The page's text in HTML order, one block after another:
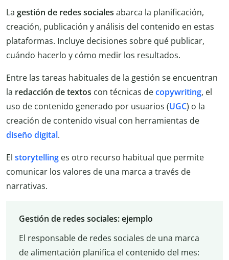
La gestión de redes sociales abarca la planificación,
creación, publicación y análisis del contenido en estas
plataformas. Incluye decisiones sobre qué publicar,
cuándo hacerlo y cómo medir los resultados.
Entre las tareas habituales de la gestión se encuentran
la redacción de textos con técnicas decopywriting, el
uso de contenido generado por usuarios (UGC) o la
creación de contenido visual con herramientas de
diseño digital.
El storytelling es otro recurso habitual que permite
comunicar los valores de una marca a través de
narrativas.
Gestión de redes sociales: ejemplo
El responsable de redes sociales de una marca
de alimentación planifica el contenido del mes: